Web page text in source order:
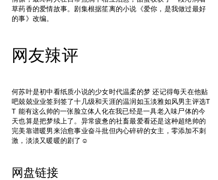
草药香的爱情故事。剧集根据笙离的小说《爱你，是我做过最好
的事》改编。
网友辣评
何苏叶是初中看纸质小说的少女时代温柔的梦 还记得每天在他贴
吧兢兢业业签到签了十几级和天涯的温润如玉淡雅如风男主评选T
T 能有这么帅的一张脸立体人化在我已经是一具老入味尸体的今
天也算是把梦续上了。异常疲惫的社畜最爱看还是这种超绝帅的
完美靠谱暖男来治愈事业奋斗批但内心碎碎的女主，零添加不刺
激，淡淡又暖暖的剧了☺️
网盘链接